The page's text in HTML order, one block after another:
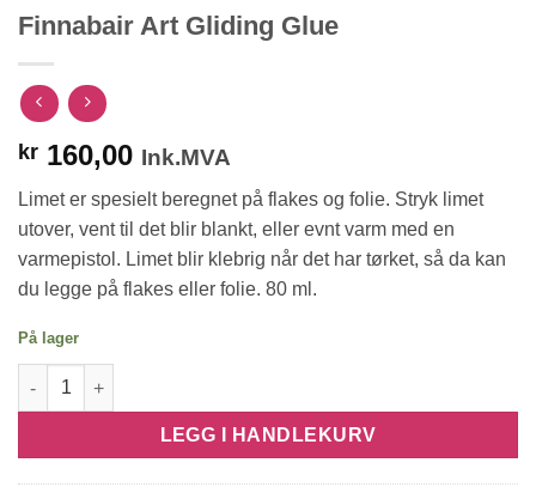
Finnabair Art Gliding Glue
kr 160,00 Ink.MVA
Limet er spesielt beregnet på flakes og folie. Stryk limet
utover, vent til det blir blankt, eller evnt varm med en
varmepistol. Limet blir klebrig når det har tørket, så da kan
du legge på flakes eller folie. 80 ml.
På lager
Finnabair Art Gliding Glue antall
LEGG I HANDLEKURV